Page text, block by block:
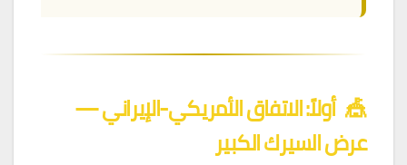
🎪 أولاً: الاتفاق الأمريكي-الإيراني —
عرض السيرك الكبير